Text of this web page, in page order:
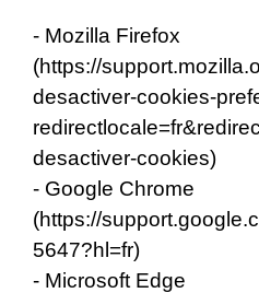
- Mozilla Firefox
(https://
desactiver-cookies-
desactiver-cookies)
- Google Chrome
(https://
5647?hl=fr)
- Microsoft Edge